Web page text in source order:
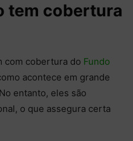
tem cobertura
com cobertura do Fundo
acontece em grande
entanto, eles são
o que assegura certa